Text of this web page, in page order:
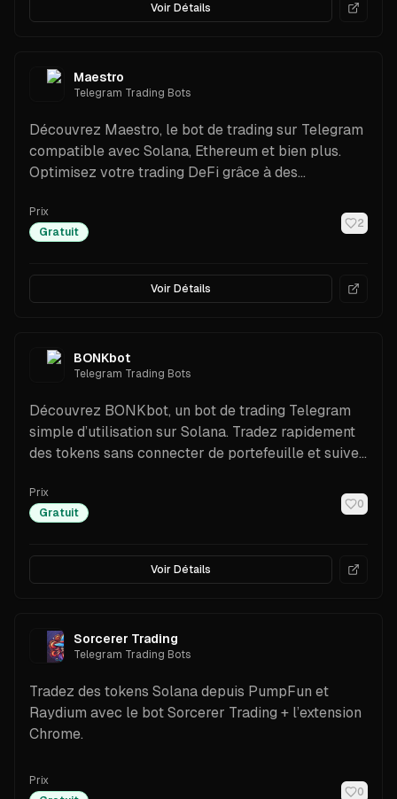
Voir Détails
Maestro
Telegram Trading Bots
Découvrez Maestro, le bot de trading sur Telegram
compatible avec Solana, Ethereum et bien plus.
Optimisez votre trading DeFi grâce à des
Prix
Gratuit
2
Voir Détails
BONKbot
Telegram Trading Bots
Découvrez BONKbot, un bot de trading Telegram
simple d’utilisation sur Solana. Tradez rapidement
des tokens sans connecter de portefeuille et suivez
Prix
Gratuit
0
Voir Détails
Sorcerer Trading
Telegram Trading Bots
Tradez des tokens Solana depuis PumpFun et
Raydium avec le bot Sorcerer Trading + l’extension
Chrome.
Prix
0